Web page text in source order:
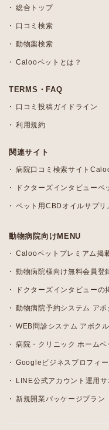
総合トップ
口コミ検索
動物薬検索
Calooペットとは？
TERMS・FAQ
口コミ投稿ガイドライン
利用規約
関連サイト
病院口コミ検索サイト
ドクターズインタビューペ
ペット用CBDオイルサプリ
動物病院向けMENU
Calooペットプレミアム掲
動物病院様向け無料会員登
ドクターズインタビューの
動物病院予約システム アポ
WEB問診システム アポク
病院・クリニック ホームペ
Googleビジネスプロフィー
LINE公式アカウント運用サ
新規開業パッケージプラン